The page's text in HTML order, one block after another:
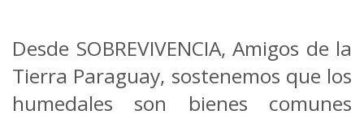
Desde SOBREVIVENCIA, Amigos de la
Tierra Paraguay, sostenemos que los
humedales son bienes comunes